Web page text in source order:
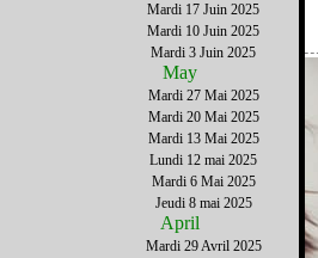
CONTACT
Mardi 17 Juin 2025
Mardi 10 Juin 2025
Mardi 3 Juin 2025
May
Mardi 27 Mai 2025
Mardi 20 Mai 2025
Mardi 13 Mai 2025
Lundi 12 mai 2025
Mardi 6 Mai 2025
Jeudi 8 mai 2025
April
Mardi 29 Avril 2025